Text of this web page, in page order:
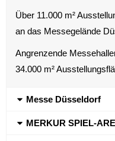
Über 11.000 m²
an das Messegelände
Angrenzende
34.000 m²
Messe Düsseldorf
MERKUR SPIEL-